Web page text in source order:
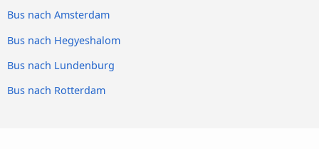
Bus nach Amsterdam
Bus nach Hegyeshalom
Bus nach Lundenburg
Bus nach Rotterdam